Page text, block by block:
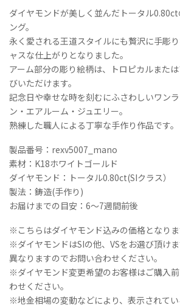
タ
ニ
テ
ィ
ア
ニ
バ
ー
サ
リ
リ
ン
グ
個
ダイヤモンドが美しく並んだトータル0.80ct
ング。
永く愛される王道スタイルにも贅沢に手彫
ャスな仕上がりとなりました。
アーム部分の彫り絵柄は、トロピカルまた
びいただけます。
記念日や幸せな時を刻むにふさわしいワン
ン・エアルーム・ジュエリー。
熟練した職人による丁寧な手作り作品です。
製品番号：rexv5007_mano
素材：K18ホワイトゴールド
ダイヤモンド：トータル0.80ct(SIクラス）
製法：鋳造(手作り)
お届けまでの目安：6〜7週間前後
※こちらはダイヤモンド込みの価格となりま
※ダイヤモンドはSIの他、VSをお選び頂け
異なりますのでお問い合わせください。
※ダイヤモンド変更希望のお客様はご購入
わせください。
※地金相場の変動などにより、表示されて